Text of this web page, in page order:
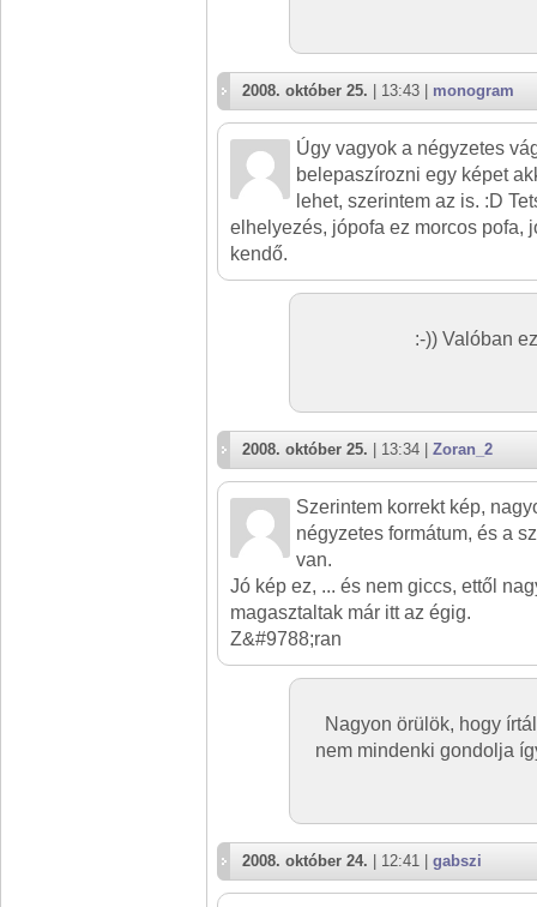
2008. október 25. | 13:43 | monogram
Úgy vagyok a négyzetes
belepaszírozni egy képet
lehet, szerintem az is. :D
elhelyezés, jópofa ez morcos pofa,
kendő.
:-)) Valóban
2008. október 25. | 13:34 | Zoran_2
Szerintem korrekt kép,
négyzetes formátum, és a
van.
Jó kép ez, ... és nem giccs, ettől
magasztaltak már itt az égig.
Z&#9788;ran
Nagyon örülök, hogy
nem mindenki gondolja
2008. október 24. | 12:41 | gabszi